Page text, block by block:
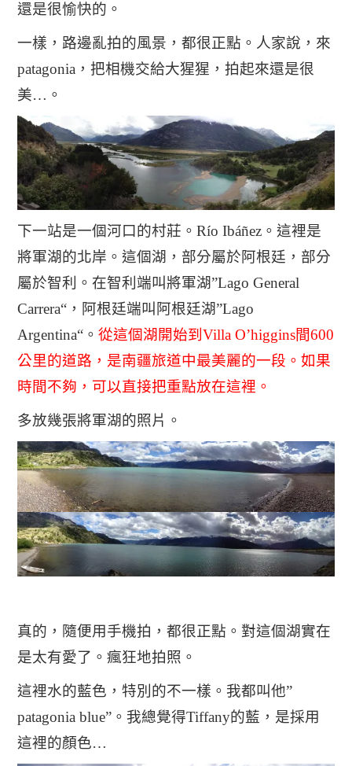
還是很愉快的。
一樣，路邊亂拍的風景，都很正點。人家說，來
patagonia，把相機交給大猩猩，拍起來還是很
美…。
下一站是一個河口的村莊。Río Ibáñez。這裡是
將軍湖的北岸。這個湖，部分屬於阿根廷，部分
屬於智利。在智利端叫將軍湖”Lago General
Carrera“，阿根廷端叫阿根廷湖”Lago
Argentina“。從這個湖開始到Villa O’higgins間600
公里的道路，是南疆旅道中最美麗的一段。如果
時間不夠，可以直接把重點放在這裡。
多放幾張將軍湖的照片。
真的，隨便用手機拍，都很正點。對這個湖實在
是太有愛了。瘋狂地拍照。
這裡水的藍色，特別的不一樣。我都叫他”
patagonia blue”。我總覺得Tiffany的藍，是採用
這裡的顏色…